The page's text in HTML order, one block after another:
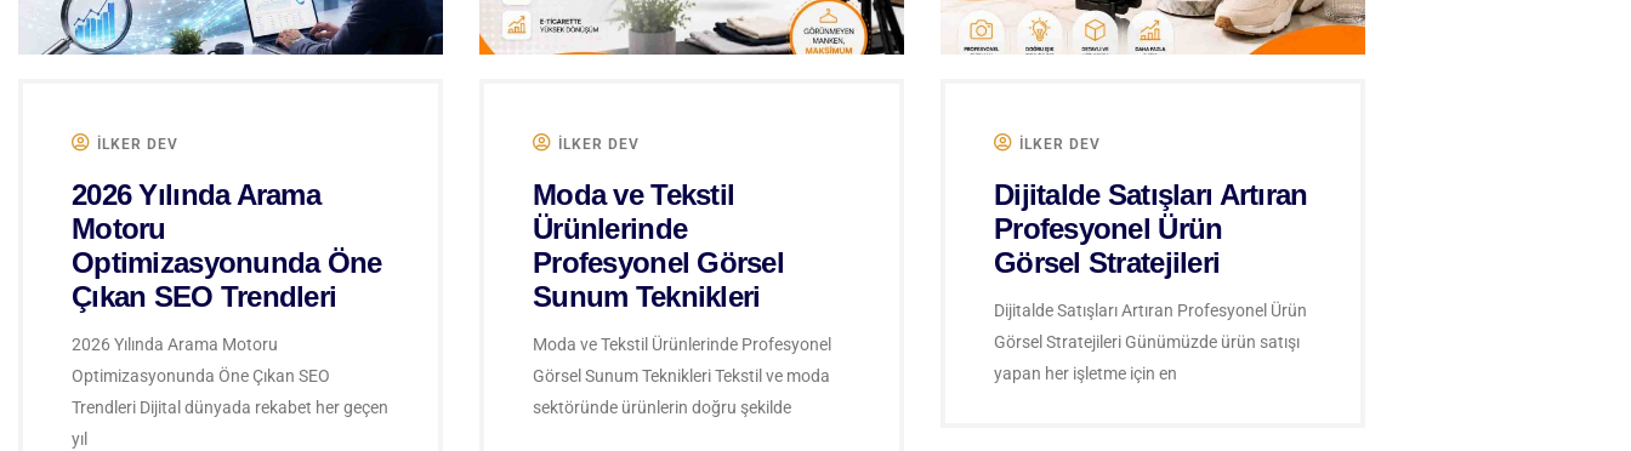
ILKER DEV
2026 Yılında Arama
Motoru
Optimizasyonunda Öne
Çıkan SEO Trendleri
2026 Yılında Arama Motoru
Optimizasyonunda Öne Çıkan SEO
Trendleri Dijital dünyada rekabet her geçen
yıl
ILKER DEV
Moda ve Tekstil
Ürünlerinde
Profesyonel Görsel
Sunum Teknikleri
Moda ve Tekstil Ürünlerinde Profesyonel
Görsel Sunum Teknikleri Tekstil ve moda
sektöründe ürünlerin doğru şekilde
ILKER DEV
Dijitalde Satışları Artıran
Profesyonel Ürün
Görsel Stratejileri
Dijitalde Satışları Artıran Profesyonel Ürün
Görsel Stratejileri Günümüzde ürün satışı
yapan her işletme için en